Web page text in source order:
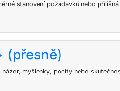
stanovení požadavků nebo přílišná
(přesně)
myšlenky, pocity nebo